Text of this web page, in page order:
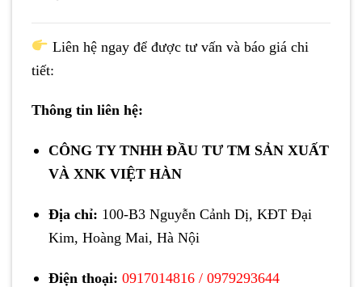
Liên hệ ngay để được tư vấn và báo giá chi
tiết:
Thông tin liên hệ:
CÔNG TY TNHH ĐẦU TƯ TM SẢN XUẤT
VÀ XNK VIỆT HÀN
Địa chỉ: 100-B3 Nguyễn Cảnh Dị, KĐT Đại
Kim, Hoàng Mai, Hà Nội
Điện thoại: 0917014816/ 0979293644